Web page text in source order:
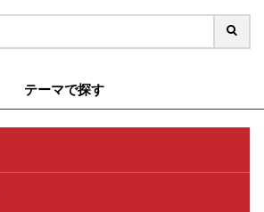
テーマで探す